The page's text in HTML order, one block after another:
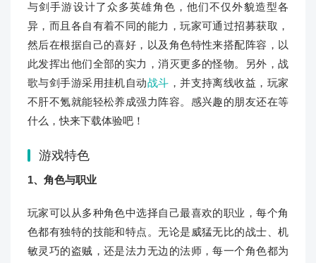
与剑手游设计了众多英雄角色，他们不仅外貌造型各
异，而且各自有着不同的能力，玩家可通过招募获取，
然后在根据自己的喜好，以及角色特性来搭配阵容，以
此发挥出他们全部的实力，消灭更多的怪物。另外，战
歌与剑手游采用挂机自动战斗 ，并支持离线收益，玩家
不肝不氪就能轻松养成强力阵容。感兴趣的朋友还在等
什么，快来下载体验吧！
游戏特色
1、角色与职业
玩家可以从多种角色中选择自己最喜欢的职业，每个角
色都有独特的技能和特点。无论是威猛无比的战士、机
敏灵巧的盗贼，还是法力无边的法师，每一个角色都为